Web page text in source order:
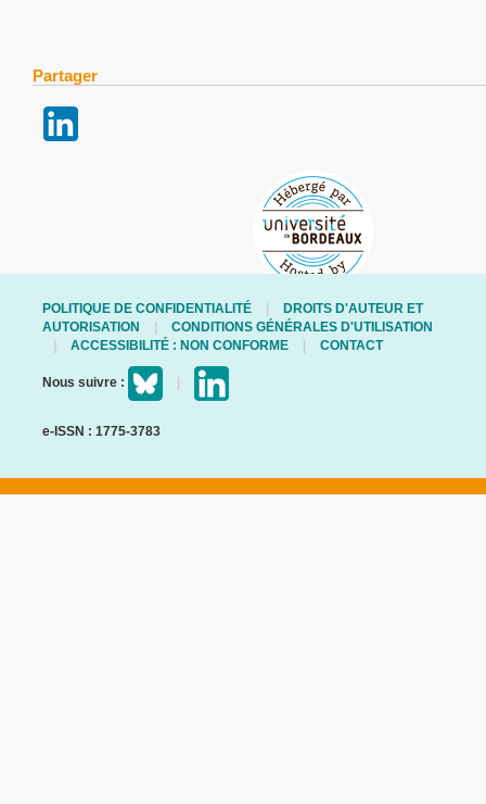
Partager
POLITIQUE DE CONFIDENTIALITÉ
DROITS D'AUTEUR ET
AUTORISATION
CONDITIONS GÉNÉRALES D'UTILISATION
ACCESSIBILITÉ : NON CONFORME
CONTACT
Nous suivre :
e-ISSN : 1775-3783